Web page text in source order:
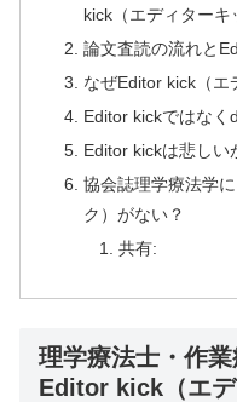
kick（エディターキ
論文査読の流れと
なぜEditor kick（エ
Editor kickではなく
Editor kickは悲しい
協会誌理学療法学
ク）がない？
共有:
理学療法士・作
Editor kick（エデ